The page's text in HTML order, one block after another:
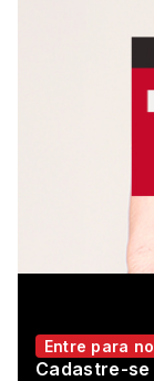
Entre para
Cadastre-